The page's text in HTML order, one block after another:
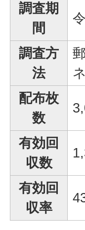
調査期
間
調査方
法
配布枚
数
有効回
収数
有効回
収率